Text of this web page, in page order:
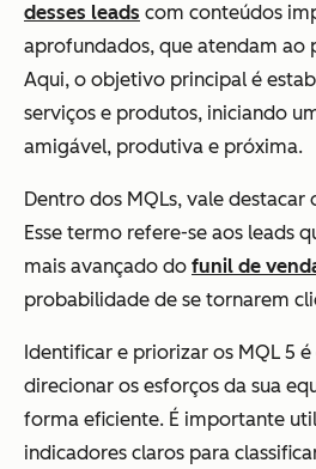
desses leads com conteúdos
aprofundados, que atendam ao
Aqui, o objetivo principal é
serviços e produtos, iniciando
amigável, produtiva e próxima.
Dentro dos MQLs, vale destacar
Esse termo refere-se aos leads
mais avançado do funil de
probabilidade de se tornarem
Identificar e priorizar os MQL 5
direcionar os esforços da sua
forma eficiente. É importante
indicadores claros para